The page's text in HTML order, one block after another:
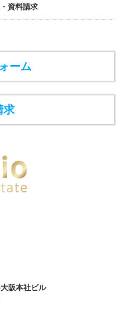
資料請求
ーム
求
阪本社ビル